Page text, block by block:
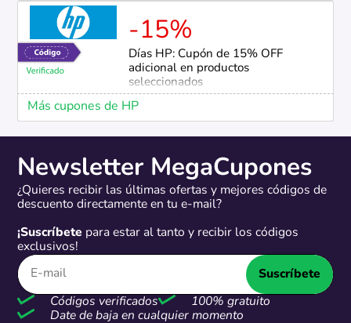
-15%
Días HP: Cupón de 15% OFF
adicional en productos
seleccionados
Más cupones de HP
Newsletter MegaCupones
¿Quieres recibir las últimas ofertas y mejores códigos de
descuento directamente en tu e-mail?
¡Suscríbete para estar al tanto y recibir los códigos
exclusivos!
Suscríbete
Códigos verificados
100% gratuito
Date de baja en cualquier momento